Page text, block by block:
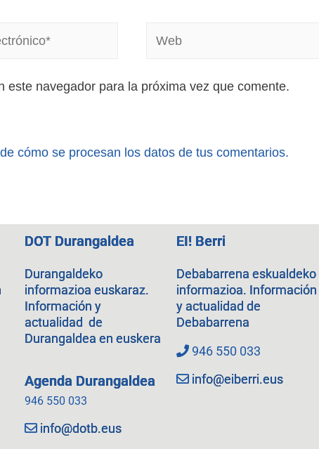
navegador para la próxima vez que comente.
cómo se procesan los datos de tus comentarios.
DOT Durangaldea
Durangaldeko
informazioa euskaraz.
Información y
actualidad de
Durangaldea en euskera
Agenda Durangaldea
946 550 033
info@dotb.eus
EI! Berri
Debabarrena eskualdeko
informazioa. Información
y actualidad de
Debabarrena
946 550 033
info@eiberri.eus